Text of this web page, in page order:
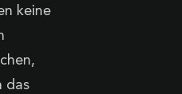
keine
das